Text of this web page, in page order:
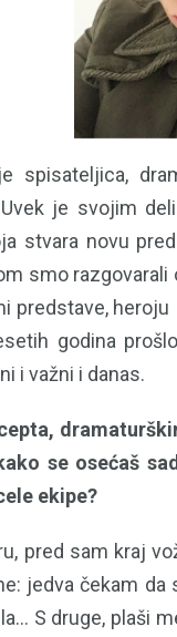
spisateljica,
je svojim
stvara novu
smo
predstave,
godina
i važni i danas.
se osećaš
ekipe?
pred sam kraj
jedva čekam
S druge, plaši